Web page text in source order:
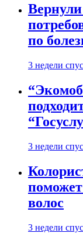
Вернули
по
3 недели
3 недели
волос
3 недели